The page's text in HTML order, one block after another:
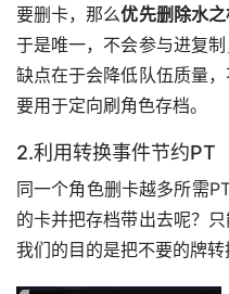
要删卡，那么优先删除水
于是唯一，不会参与进复
缺点在于会降低队伍质量
要用于定向刷角色存档。﻿
2.利用转换事件节约PT
同一个角色删卡越多所需
的卡并把存档带出去呢？
我们的目的是把不要的牌转